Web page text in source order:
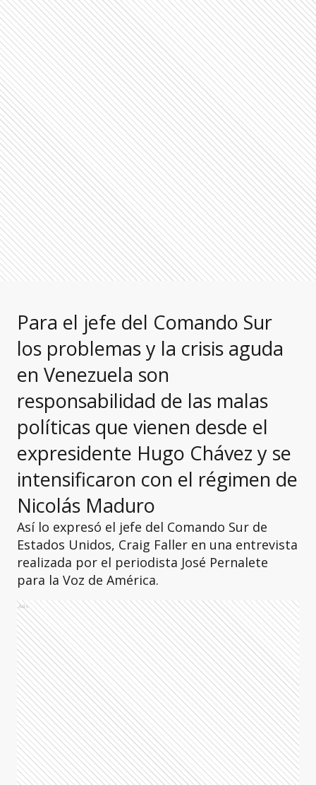
Para el jefe del Comando Sur
los problemas y la crisis aguda
en Venezuela son
responsabilidad de las malas
políticas que vienen desde el
expresidente Hugo Chávez y se
intensificaron con el régimen de
Nicolás Maduro
Así lo expresó el jefe del Comando Sur de
Estados Unidos, Craig Faller en una entrevista
realizada por el periodista José Pernalete
para la Voz de América.
Ads